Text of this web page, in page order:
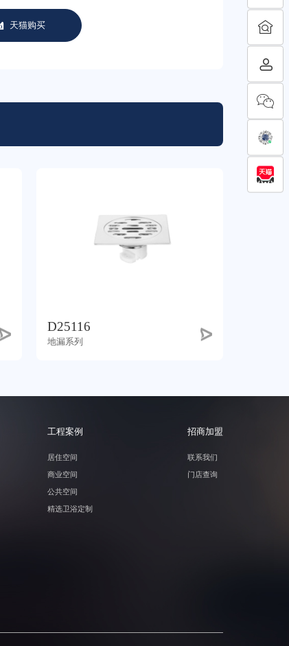
天猫购买
D25116
地漏系列
工程案例
居住空间
商业空间
公共空间
精选卫浴定制
招商加盟
联系我们
门店查询